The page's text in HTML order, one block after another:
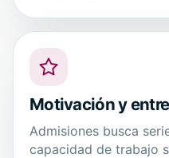
Motivación y
Admisiones busca
capacidad de trabajo